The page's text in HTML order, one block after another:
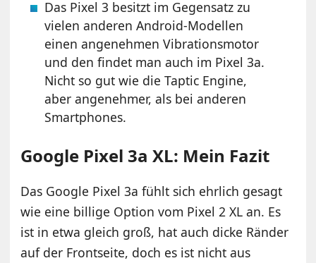
Das Pixel 3 besitzt im Gegensatz zu
vielen anderen Android-Modellen
einen angenehmen Vibrationsmotor
und den findet man auch im Pixel 3a.
Nicht so gut wie die Taptic Engine,
aber angenehmer, als bei anderen
Smartphones.
Google Pixel 3a XL: Mein Fazit
Das Google Pixel 3a fühlt sich ehrlich gesagt
wie eine billige Option vom Pixel 2 XL an. Es
ist in etwa gleich groß, hat auch dicke Ränder
auf der Frontseite, doch es ist nicht aus